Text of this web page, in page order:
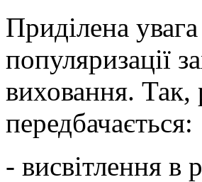
Приділена увага
популяризації
виховання. Так,
передбачається:
- висвітлення в